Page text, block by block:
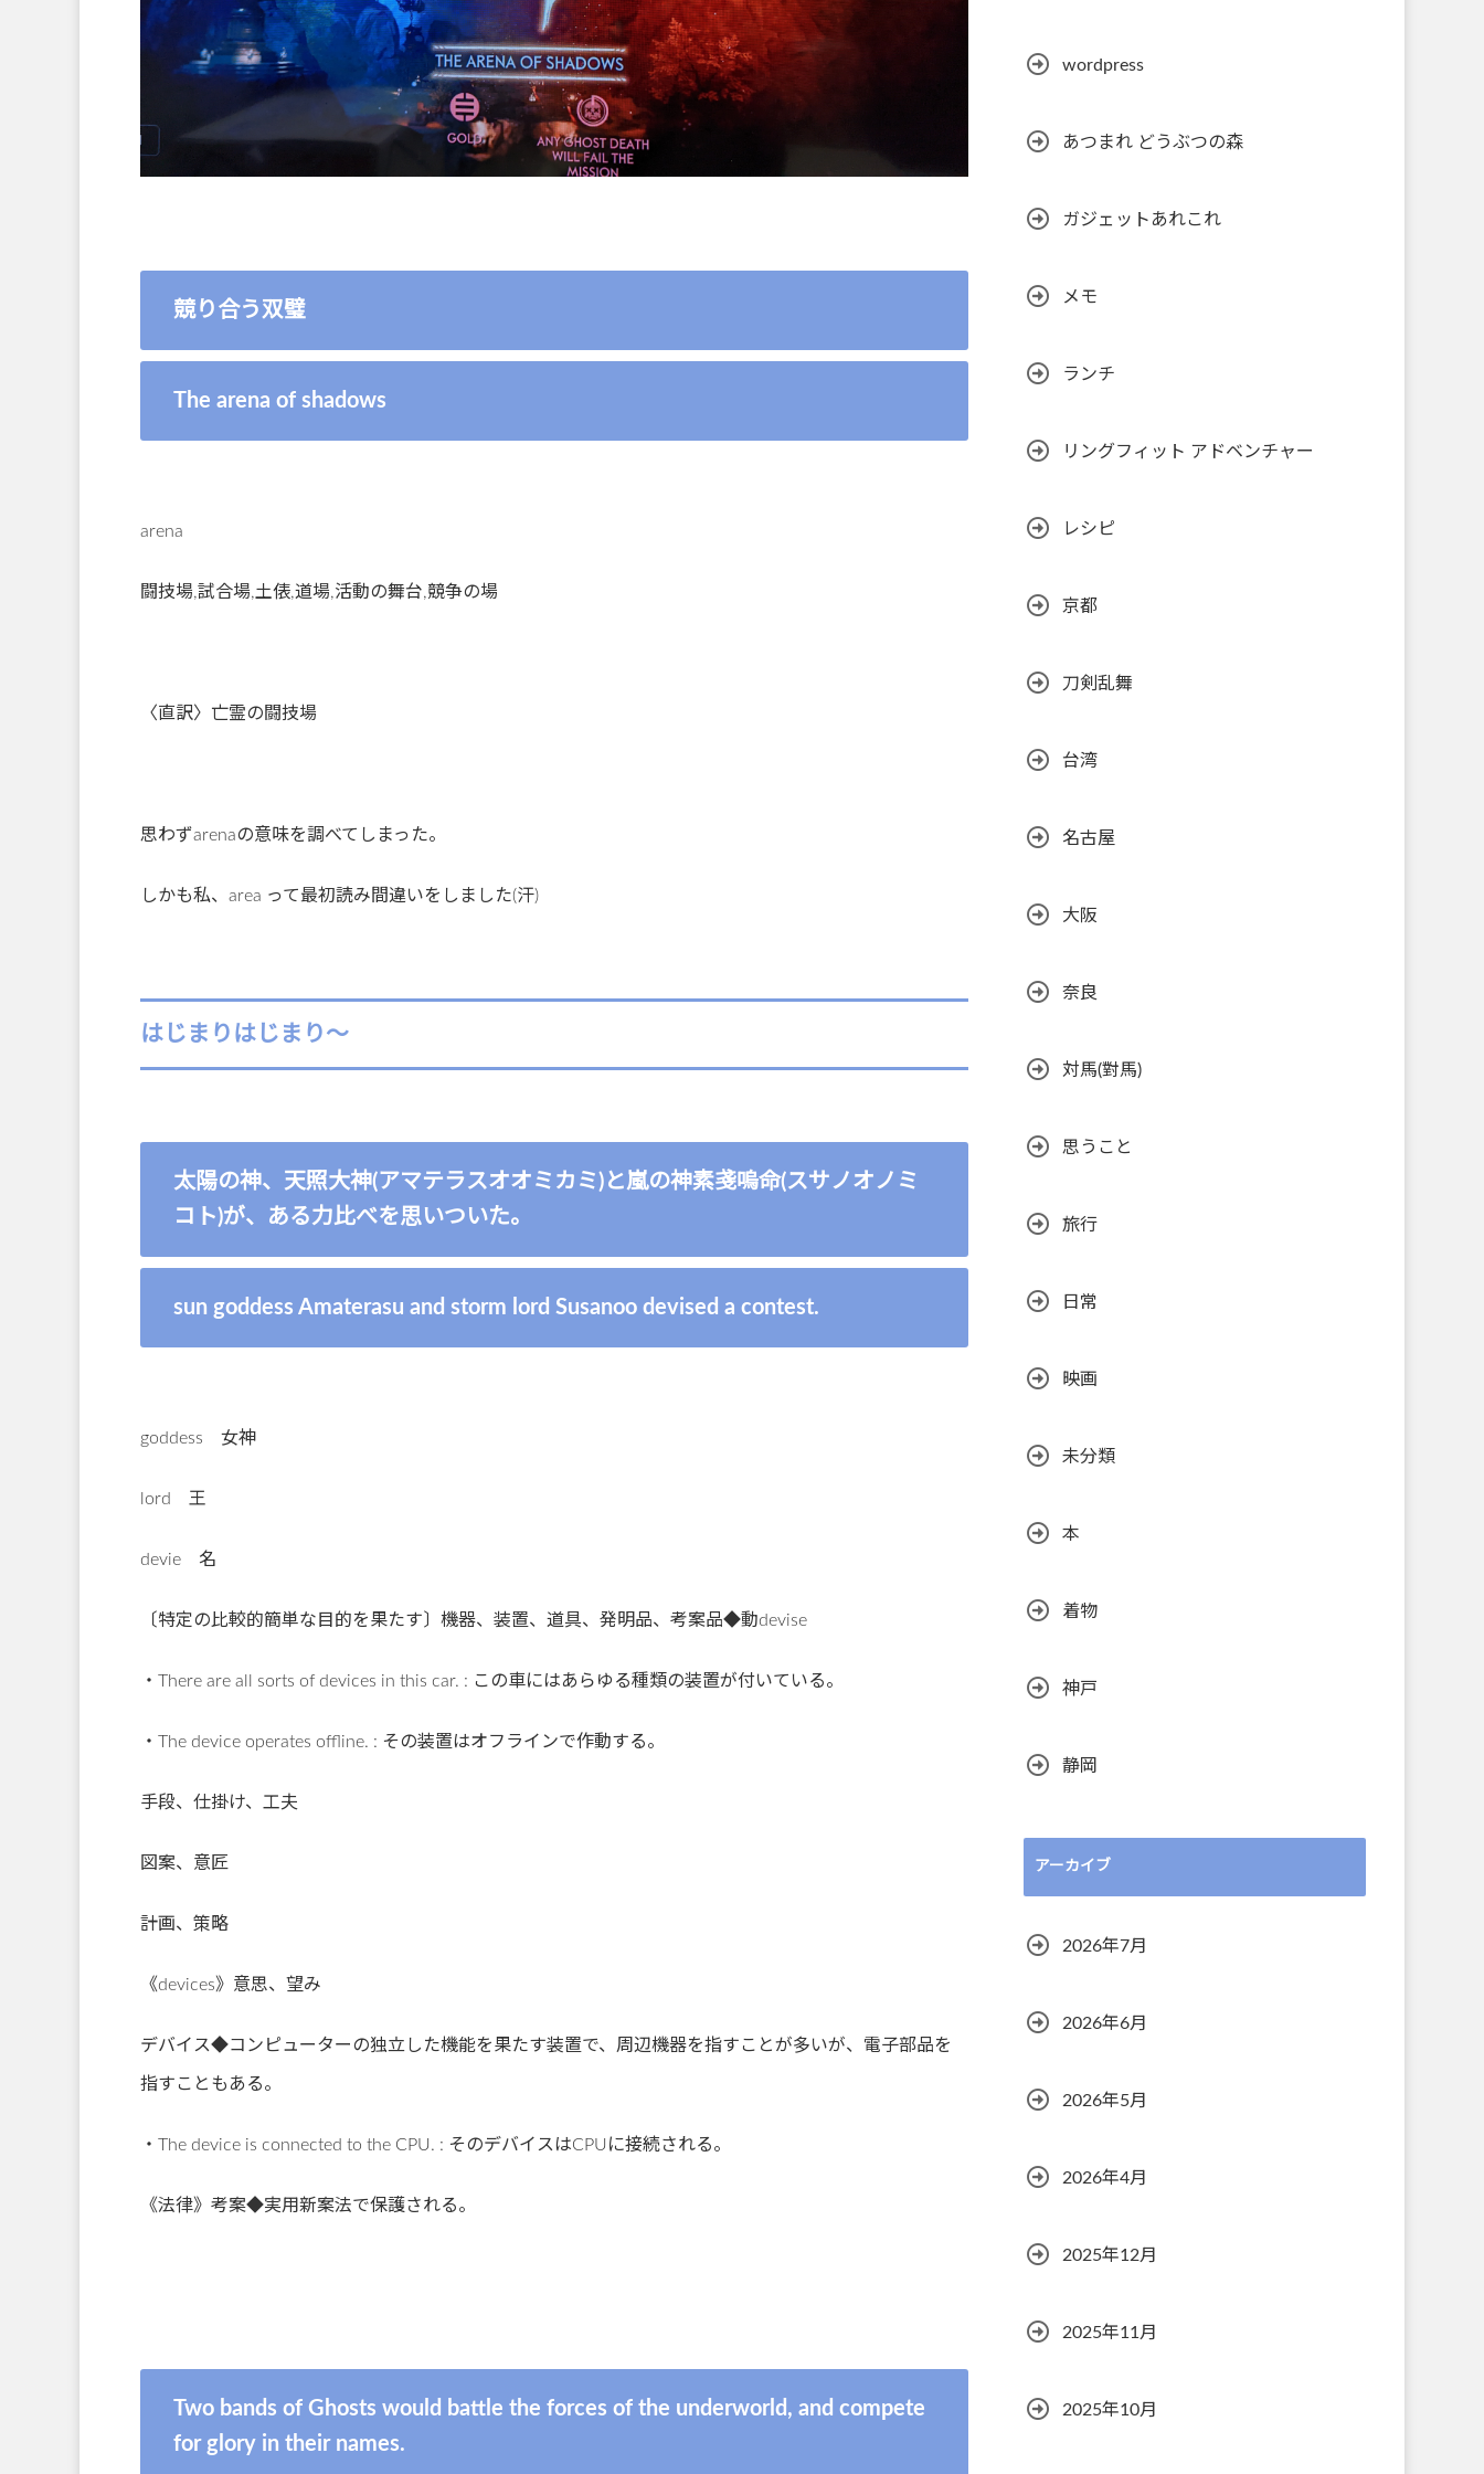
競り合う双璧
The arena of shadows
arena
闘技場,試合場,土俵,道場,活動の舞台,競争の場
〈直訳〉亡霊の闘技場
思わずarenaの意味を調べてしまった。
しかも私、area って最初読み間違いをしました(汗)
はじまりはじまり〜
太陽の神、天照大神(アマテラスオオミカミ)と嵐の神素戔嗚命(スサノオノミ
コト)が、ある力比べを思いついた。
sun goddess Amaterasu and storm lord Susanoo devised a contest.
goddess 女神
lord 王
devie 名
〔特定の比較的簡単な目的を果たす〕機器、装置、道具、発明品、考案品◆動devise
・There are all sorts of devices in this car. : この車にはあらゆる種類の装置が付いている。
・The device operates offline. : その装置はオフラインで作動する。
手段、仕掛け、工夫
図案、意匠
計画、策略
《devices》意思、望み
デバイス◆コンピューターの独立した機能を果たす装置で、周辺機器を指すことが多いが、電子部品を
指すこともある。
・The device is connected to the CPU. : そのデバイスはCPUに接続される。
《法律》考案◆実用新案法で保護される。
Two bands of Ghosts would battle the forces of the underworld, and compete
for glory in their names.
wordpress
あつまれ どうぶつの森
ガジェットあれこれ
メモ
ランチ
リングフィット アドベンチャー
レシピ
京都
刀剣乱舞
台湾
名古屋
大阪
奈良
対馬(對馬)
思うこと
旅行
日常
映画
未分類
本
着物
神戸
静岡
アーカイブ
2026年7月
2026年6月
2026年5月
2026年4月
2025年12月
2025年11月
2025年10月